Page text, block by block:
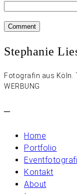
Stephanie
Fotografin aus Köln.
WERBUNG
–
Home
Portfolio
Kontakt
About